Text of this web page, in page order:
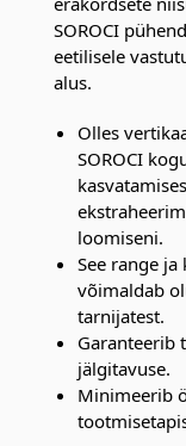
SOROCI
eetilisele
alus.
Olles
SOROCI
loomiseni.
See range
võimaldab
tarnijatest.
Garanteerib
jälgitavuse.
Minimeerib